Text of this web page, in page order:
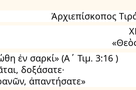
Ἀρχιεπίσκοπος
ἐν σαρκί» (Α΄ Τιμ. 3:16 )
δοξάσατε·
ἀπαντήσατε»